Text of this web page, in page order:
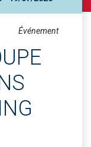
Événement